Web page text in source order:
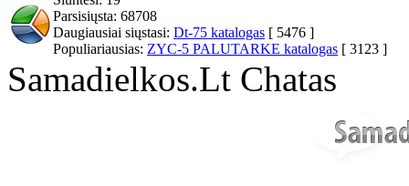
Parsisiųsta: 68708
Daugiausiai siųstasi: Dt-75 katalogas [ 5476 ]
Populiariausias: ZYC-5 PALUTARKE katalogas [ 3123 ]
Samadielkos.Lt Chatas